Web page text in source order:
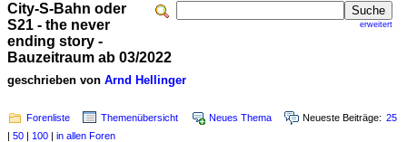
erweitert
City-S-Bahn oder
S21 - the never
ending story -
Bauzeitraum ab 03/2022
geschrieben von Arnd Hellinger
Forenliste Themenübersicht Neues Thema Neueste Beiträge: 25
| 50 | 100 | in allen Foren